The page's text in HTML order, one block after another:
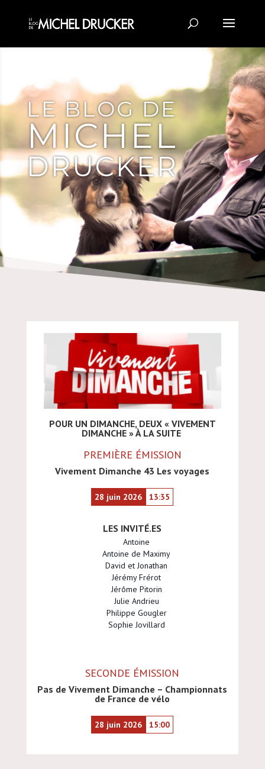
LE BLOG DE
MICHEL
DRUCKER
POUR UN DIMANCHE, DEUX « VIVEMENT
DIMANCHE » À LA SUITE
PREMIÈRE ÉMISSION
Vivement Dimanche 43 Les voyages
28 juin 2026 13:35
LES INVITÉ.ES
Antoine
Antoine de Maximy
David et Jonathan
Jérémy Frérot
Jérôme Pitorin
Julie Andrieu
Philippe Gougler
Sophie Jovillard
SECONDE ÉMISSION
Pas de Vivement Dimanche – Championnats
de France de vélo
28 juin 2026 15:00